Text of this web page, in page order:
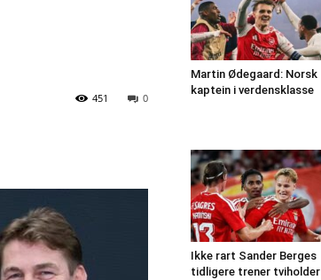
0
451
Martin Ødegaard: Norsk
kaptein i verdensklasse
Ikke rart Sander Berges
tidligere trener tviholder